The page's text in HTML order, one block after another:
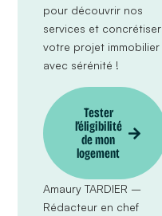
pour découvrir nos
services et concrétiser
votre projet immobilier
avec sérénité !
Tester
l’éligibilité
de mon
logement
Amaury TARDIER –
Rédacteur en chef